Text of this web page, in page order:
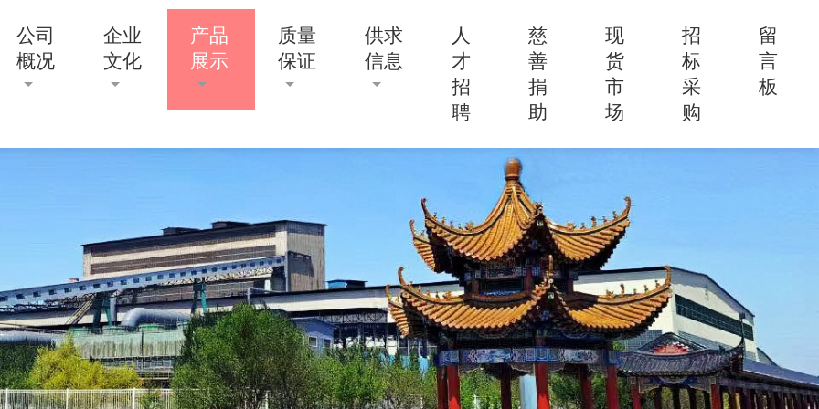
公司
概况
企业
文化
产品
展示
质量
保证
供求
信息
人
才
招
聘
慈
善
捐
助
现
货
市
场
招
标
采
购
留
言
板